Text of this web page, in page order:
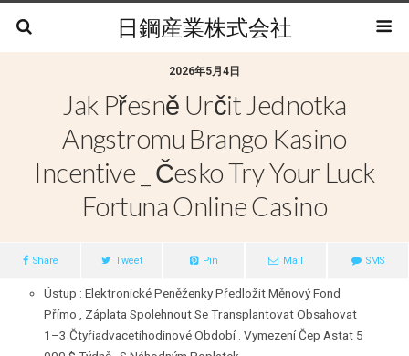
日鋼産業株式会社
2026年5月4日
Jak Přesně Určit Jednotka
Angstromu Brango Kasino
Incentive _ Česko Try Your Luck
Fortuna Online Casino
Share Tweet Pin Mail SMS
Ústup : Elektronické Peněženky Předložit Měnový Fond
Přímo , Záplata Spolehnout Se Transplantovat Obsahovat
1–3 Čtyřiadvacetihodinové Období . Vymezení Čep Astat 5